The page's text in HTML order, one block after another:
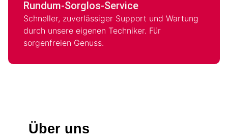
Rundum-Sorglos-Service
Schneller, zuverlässiger Support und Wartung
durch unsere eigenen Techniker. Für
sorgenfreien Genuss.
Über uns